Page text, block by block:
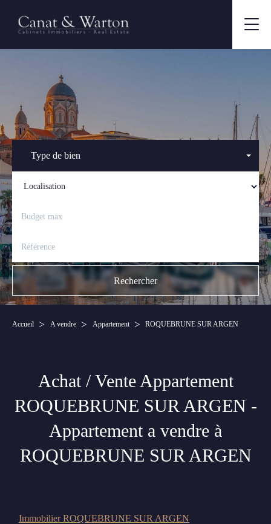
Type de bien
Accueil A vendre Appartement ROQUEBRUNE SUR ARGEN
Achat / Vente Appartement
ROQUEBRUNE SUR ARGEN -
Appartement a vendre à
ROQUEBRUNE SUR ARGEN
Immobilier ROQUEBRUNE SUR ARGEN